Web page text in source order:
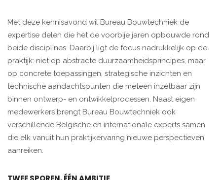
Met deze kennisavond wil Bureau Bouwtechniek de
expertise delen die het de voorbije jaren opbouwde rond
beide disciplines. Daarbij ligt de focus nadrukkelijk op de
praktijk: niet op abstracte duurzaamheidsprincipes, maar
op concrete toepassingen, strategische inzichten en
technische aandachtspunten die meteen inzetbaar zijn
binnen ontwerp- en ontwikkelprocessen. Naast eigen
medewerkers brengt Bureau Bouwtechniek ook
verschillende Belgische en internationale experts samen
die elk vanuit hun praktijkervaring nieuwe perspectieven
aanreiken.